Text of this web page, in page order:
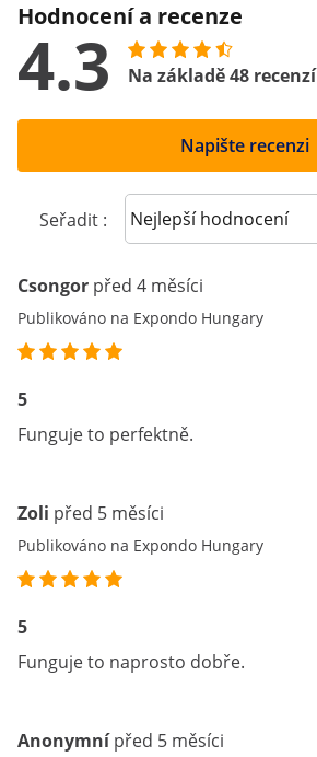
Hodnocení a recenze
4.3 Na základě 48 recenzí
Napište recenzi
Seřadit : Sort reviews
Csongor před 4 měsíci
Publikováno na Expondo Hungary
5
Funguje to perfektně.
Zoli před 5 měsíci
Publikováno na Expondo Hungary
5
Funguje to naprosto dobře.
Anonymní před 5 měsíci